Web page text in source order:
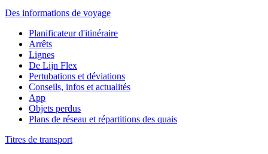
Des informations de voyage
Planificateur d'itinéraire
Arrêts
Lignes
De Lijn Flex
Pertubations et déviations
Conseils, infos et actualités
App
Objets perdus
Plans de réseau et répartitions des quais
Titres de transport